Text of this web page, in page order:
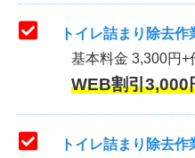
トイレ詰まり除去
基本料金 3,300円+
WEB割引
トイレ詰まり除去